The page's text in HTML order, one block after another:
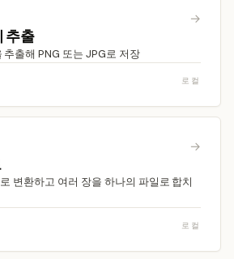
→
추출
추출해 PNG 또는 JPG로 저장
로컬
→
변환하고 여러 장을 하나의 파일로 합치
로컬